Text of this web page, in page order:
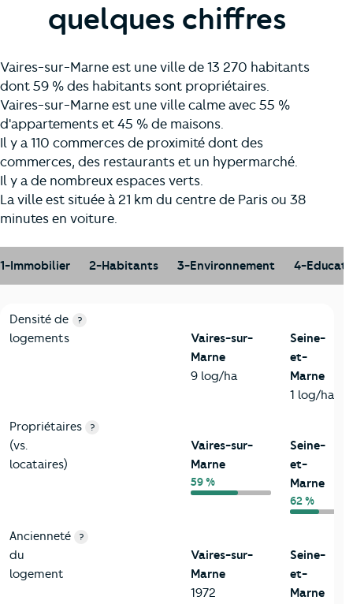
quelques chiffres
Vaires-sur-Marne est une ville de 13 270 habitants
dont 59 % des habitants sont propriétaires.
Vaires-sur-Marne est une ville calme avec 55 %
d'appartements et 45 % de maisons.
Il y a 110 commerces de proximité dont des
commerces, des restaurants et un hypermarché.
Il y a de nombreux espaces verts.
La ville est située à 21 km du centre de Paris ou 38
minutes en voiture.
1-Immobilier 2-Habitants 3-Environnement 4-
1-Immobilier
Critères Vaires-sur-Marne
Densité de
logements
?
Vaires-sur-
Marne
9 log/ha
Seine-
et-
Marne
1 log/ha
Propriétaires
(vs.
locataires)
?
Vaires-sur-
Marne
59 %
Seine-
et-
Marne
62 %
Ancienneté
du
logement
?
Vaires-sur-
Marne
1972
Seine-
et-
Marne